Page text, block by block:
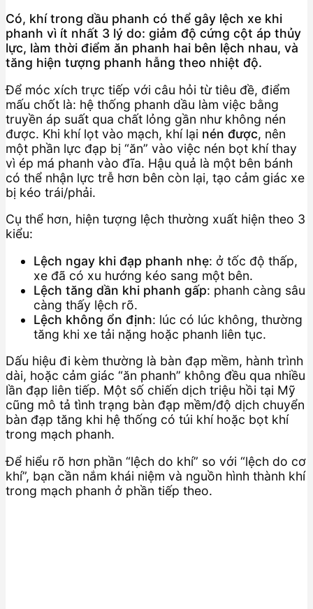
Có, khí trong dầu phanh có thể gây lệch xe khi
phanh vì ít nhất 3 lý do: giảm độ cứng cột áp thủy
lực, làm thời điểm ăn phanh hai bên lệch nhau, và
tăng hiện tượng phanh hẫng theo nhiệt độ.
Để móc xích trực tiếp với câu hỏi từ tiêu đề, điểm
mấu chốt là: hệ thống phanh dầu làm việc bằng
truyền áp suất qua chất lỏng gần như không nén
được. Khi khí lọt vào mạch, khí lại nén được, nên
một phần lực đạp bị “ăn” vào việc nén bọt khí thay
vì ép má phanh vào đĩa. Hậu quả là một bên bánh
có thể nhận lực trễ hơn bên còn lại, tạo cảm giác xe
bị kéo trái/phải.
Cụ thể hơn, hiện tượng lệch thường xuất hiện theo 3
kiểu:
Lệch ngay khi đạp phanh nhẹ: ở tốc độ thấp,
xe đã có xu hướng kéo sang một bên.
Lệch tăng dần khi phanh gấp: phanh càng sâu
càng thấy lệch rõ.
Lệch không ổn định: lúc có lúc không, thường
tăng khi xe tải nặng hoặc phanh liên tục.
Dấu hiệu đi kèm thường là bàn đạp mềm, hành trình
dài, hoặc cảm giác “ăn phanh” không đều qua nhiều
lần đạp liên tiếp. Một số chiến dịch triệu hồi tại Mỹ
cũng mô tả tình trạng bàn đạp mềm/độ dịch chuyển
bàn đạp tăng khi hệ thống có túi khí hoặc bọt khí
trong mạch phanh.
Để hiểu rõ hơn phần “lệch do khí” so với “lệch do cơ
khí”, bạn cần nắm khái niệm và nguồn hình thành khí
trong mạch phanh ở phần tiếp theo.